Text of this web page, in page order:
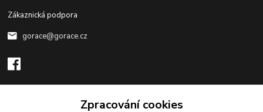
Zákaznická podpora
gorace@gorace.cz
Zpracování cookies